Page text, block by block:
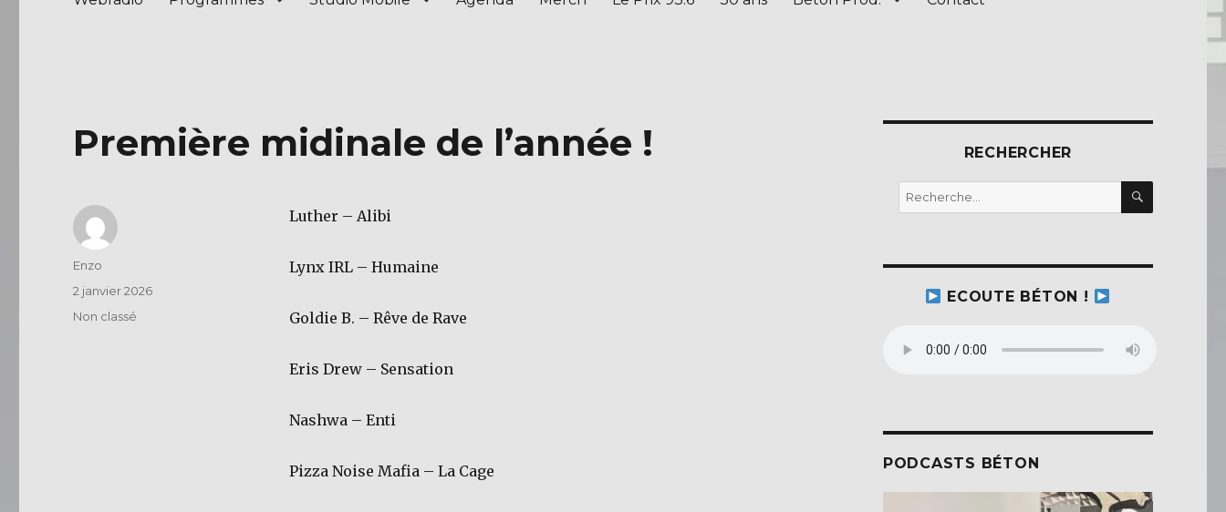
Première midinale de l’année !
Luther – Alibi
Lynx IRL – Humaine
Goldie B. – Rêve de Rave
Eris Drew – Sensation
Nashwa – Enti
Pizza Noise Mafia – La Cage
Auteur
Enzo
Publié
2 janvier 2026
Catégories
Non classé
RECHERCHER
Recherche
pour :
ECOUTE BÉTON !
PODCASTS BÉTON